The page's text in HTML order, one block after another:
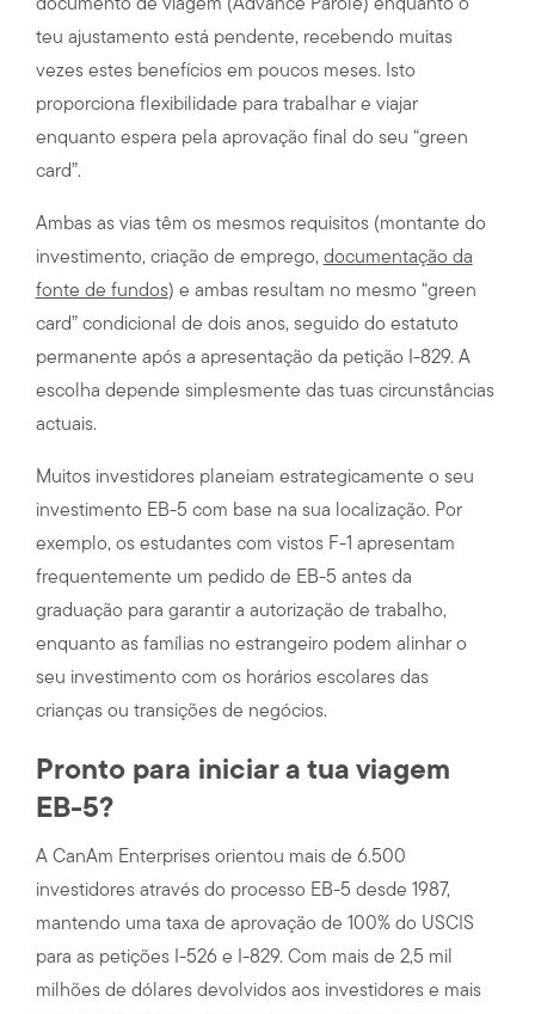
documento de viagem (Advance Parole) enquanto o
teu ajustamento está pendente, recebendo muitas
vezes estes benefícios em poucos meses. Isto
proporciona flexibilidade para trabalhar e viajar
enquanto espera pela aprovação final do seu “green
card”.
Ambas as vias têm os mesmos requisitos (montante do
investimento, criação de emprego, documentação da
fonte de fundos) e ambas resultam no mesmo “green
card” condicional de dois anos, seguido do estatuto
permanente após a apresentação da petição I-829. A
escolha depende simplesmente das tuas circunstâncias
actuais.
Muitos investidores planeiam estrategicamente o seu
investimento EB-5 com base na sua localização. Por
exemplo, os estudantes com vistos F-1 apresentam
frequentemente um pedido de EB-5 antes da
graduação para garantir a autorização de trabalho,
enquanto as famílias no estrangeiro podem alinhar o
seu investimento com os horários escolares das
crianças ou transições de negócios.
Pronto para iniciar a tua viagem
EB-5?
A CanAm Enterprises orientou mais de 6.500
investidores através do processo EB-5 desde 1987,
mantendo uma taxa de aprovação de 100% do USCIS
para as petições I-526 e I-829. Com mais de 2,5 mil
milhões de dólares devolvidos aos investidores e mais